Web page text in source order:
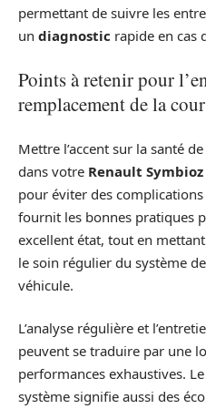
permettant de suivre les
un diagnostic rapide en cas
Points à retenir pour
remplacement de la
Mettre l’accent sur la santé
dans votre Renault Symbioz
pour éviter des
fournit les bonnes pratiques
excellent état, tout en
le soin régulier du système
véhicule.
L’analyse régulière et
peuvent se traduire par une
performances exhaustives.
système signifie aussi des